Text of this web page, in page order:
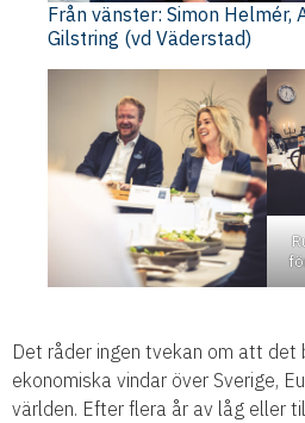
Från vänster: Simon Helmér,
Gilstring (vd Väderstad)
Det råder ingen tvekan om att det
ekonomiska vindar över Sverige,
världen. Efter flera år av låg eller